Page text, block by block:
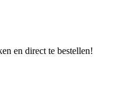
en direct te bestellen!